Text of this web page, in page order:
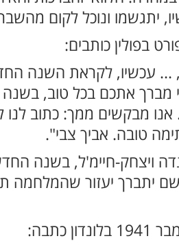
יתגשמו ונוכל לקום
בפולין כותבים:
... עכשיו, לקראת השנה
מברך אתכם בכל טוב,
מבקשים ממך: כתוב
טובה. אביך צבי".
ויצחק-חיימ'ל, בשנה
יתברך יעזור שהמלחמה